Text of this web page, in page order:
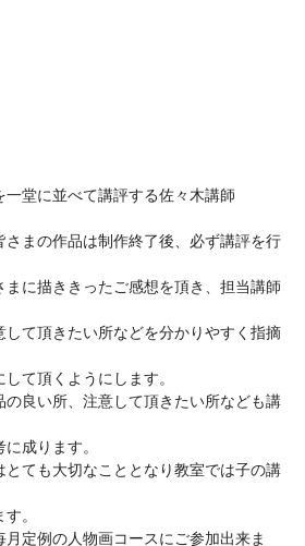
一堂に並べて講評する佐々木講師
まの作品は制作終了後、必ず講評を行
に描ききったご感想を頂き、担当講師
て頂きたい所などを分かりやすく指摘
て頂くようにします。
の良い所、注意して頂きたい所なども講
成ります。
とても大切なこととなり教室では子の講
。
定例の人物画コースにご参加出来ま